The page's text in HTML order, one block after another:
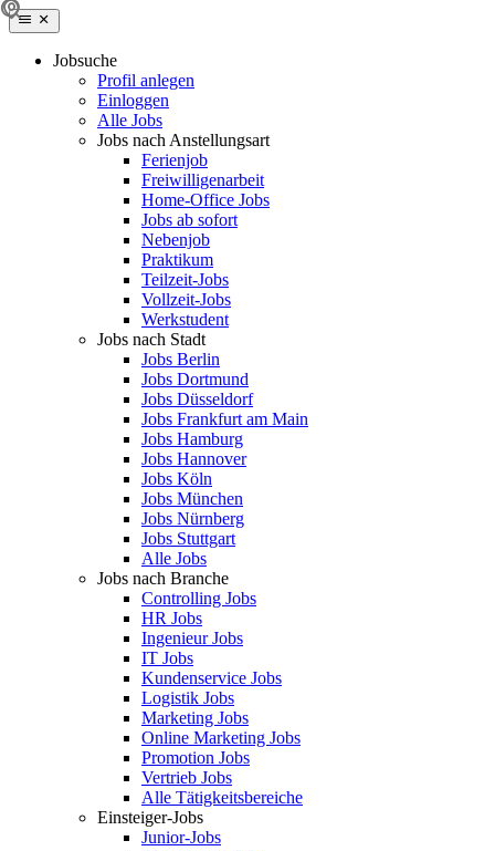
Jobsuche
Profil anlegen
Einloggen
Alle Jobs
Jobs nach Anstellungsart
Ferienjob
Freiwilligenarbeit
Home-Office Jobs
Jobs ab sofort
Nebenjob
Praktikum
Teilzeit-Jobs
Vollzeit-Jobs
Werkstudent
Jobs nach Stadt
Jobs Berlin
Jobs Dortmund
Jobs Düsseldorf
Jobs Frankfurt am Main
Jobs Hamburg
Jobs Hannover
Jobs Köln
Jobs München
Jobs Nürnberg
Jobs Stuttgart
Alle Jobs
Jobs nach Branche
Controlling Jobs
HR Jobs
Ingenieur Jobs
IT Jobs
Kundenservice Jobs
Logistik Jobs
Marketing Jobs
Online Marketing Jobs
Promotion Jobs
Vertrieb Jobs
Alle Tätigkeitsbereiche
Einsteiger-Jobs
Junior-Jobs